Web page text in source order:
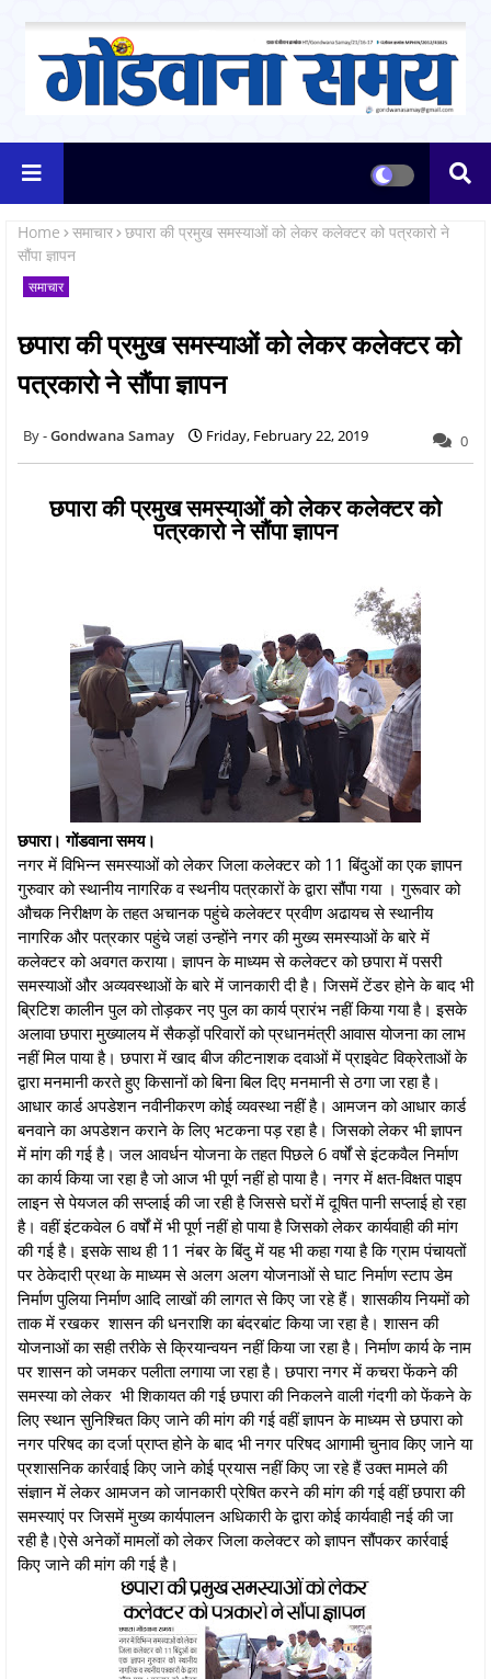
Home समाचार छपारा की प्रमुख समस्याओं को लेकर कलेक्टर को पत्रकारो ने
सौंपा ज्ञापन
समाचार
छपारा की प्रमुख समस्याओं को लेकर कलेक्टर को
पत्रकारो ने सौंपा ज्ञापन
Gondwana Samay Friday, February 22, 2019 0
छपारा की प्रमुख समस्याओं को लेकर कलेक्टर को
पत्रकारो ने सौंपा ज्ञापन
छपारा। गोंडवाना समय।
नगर में विभिन्न समस्याओं को लेकर जिला कलेक्टर को 11 बिंदुओं का एक ज्ञापन
गुरुवार को स्थानीय नागरिक व स्थनीय पत्रकारों के द्वारा सौंपा गया । गुरूवार को
औचक निरीक्षण के तहत अचानक पहुंचे कलेक्टर प्रवीण अढायच से स्थानीय
नागरिक और पत्रकार पहुंचे जहां उन्होंने नगर की मुख्य समस्याओं के बारे में
कलेक्टर को अवगत कराया। ज्ञापन के माध्यम से कलेक्टर को छपारा में पसरी
समस्याओं और अव्यवस्थाओं के बारे में जानकारी दी है। जिसमें टेंडर होने के बाद भी
ब्रिटिश कालीन पुल को तोड़कर नए पुल का कार्य प्रारंभ नहीं किया गया है। इसके
अलावा छपारा मुख्यालय में सैकड़ों परिवारों को प्रधानमंत्री आवास योजना का लाभ
नहीं मिल पाया है। छपारा में खाद बीज कीटनाशक दवाओं में प्राइवेट विक्रेताओं के
द्वारा मनमानी करते हुए किसानों को बिना बिल दिए मनमानी से ठगा जा रहा है।
आधार कार्ड अपडेशन नवीनीकरण कोई व्यवस्था नहीं है। आमजन को आधार कार्ड
बनवाने का अपडेशन कराने के लिए भटकना पड़ रहा है। जिसको लेकर भी ज्ञापन
में मांग की गई है। जल आवर्धन योजना के तहत पिछले 6 वर्षों से इंटकवैल निर्माण
का कार्य किया जा रहा है जो आज भी पूर्ण नहीं हो पाया है। नगर में क्षत-विक्षत पाइप
लाइन से पेयजल की सप्लाई की जा रही है जिससे घरों में दूषित पानी सप्लाई हो रहा
है। वहीं इंटकवेल 6 वर्षों में भी पूर्ण नहीं हो पाया है जिसको लेकर कार्यवाही की मांग
की गई है। इसके साथ ही 11 नंबर के बिंदु में यह भी कहा गया है कि ग्राम पंचायतों
पर ठेकेदारी प्रथा के माध्यम से अलग अलग योजनाओं से घाट निर्माण स्टाप डेम
निर्माण पुलिया निर्माण आदि लाखों की लागत से किए जा रहे हैं। शासकीय नियमों को
ताक में रखकर शासन की धनराशि का बंदरबांट किया जा रहा है। शासन की
योजनाओं का सही तरीके से क्रियान्वयन नहीं किया जा रहा है। निर्माण कार्य के नाम
पर शासन को जमकर पलीता लगाया जा रहा है। छपारा नगर में कचरा फेंकने की
समस्या को लेकर भी शिकायत की गई छपारा की निकलने वाली गंदगी को फेंकने के
लिए स्थान सुनिश्चित किए जाने की मांग की गई वहीं ज्ञापन के माध्यम से छपारा को
नगर परिषद का दर्जा प्राप्त होने के बाद भी नगर परिषद आगामी चुनाव किए जाने या
प्रशासनिक कार्रवाई किए जाने कोई प्रयास नहीं किए जा रहे हैं उक्त मामले की
संज्ञान में लेकर आमजन को जानकारी प्रेषित करने की मांग की गई वहीं छपारा की
समस्याएं पर जिसमें मुख्य कार्यपालन अधिकारी के द्वारा कोई कार्यवाही नई की जा
रही है।ऐसे अनेकों मामलों को लेकर जिला कलेक्टर को ज्ञापन सौंपकर कार्रवाई
किए जाने की मांग की गई है।